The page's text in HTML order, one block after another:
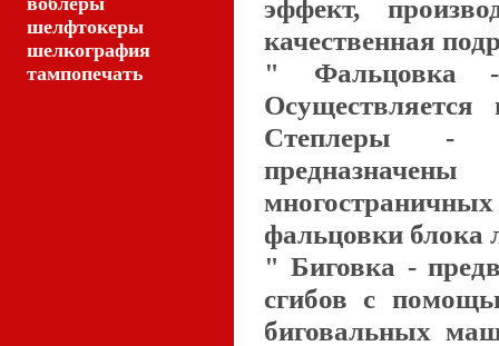
шелфтокеры
шелкография
тампопечать
эффект,
качественная
" Фальцовка -
Степлеры -
фальцовки блока
" Биговка -
сгибов с
биговальных